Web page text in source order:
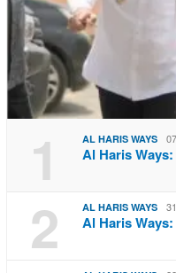
1 AL HARIS WAYS
Al Haris
2 AL HARIS WAYS
Al Haris